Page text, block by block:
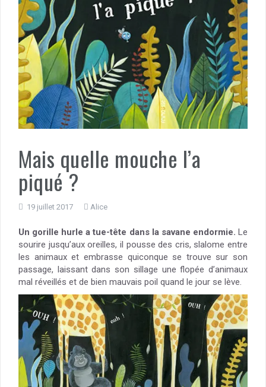
Mais quelle mouche l’a
piqué ?
19 juillet 2017 Alice
Un gorille hurle a tue-tête dans la savane endormie. Le
sourire jusqu’aux oreilles, il pousse des cris, slalome entre
les animaux et embrasse quiconque se trouve sur son
passage, laissant dans son sillage une flopée d’animaux
mal réveillés et de bien mauvais poil quand le jour se lève.